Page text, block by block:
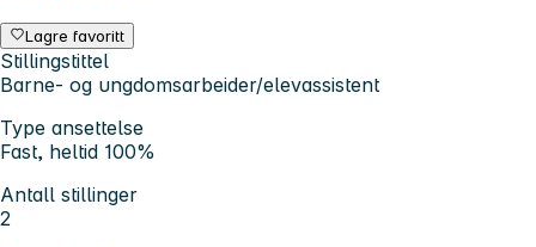
Lagre favoritt
Stillingstittel
Barne- og ungdomsarbeider/elevassistent
Type ansettelse
Fast, heltid 100%
Antall stillinger
2